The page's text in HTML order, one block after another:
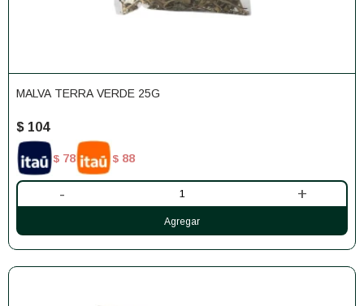
MALVA TERRA VERDE 25G
$ 104
$ 78 $ 88
- +